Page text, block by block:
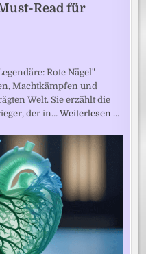
Read für
Rote Nägel"
Machtkämpfen und
Welt. Sie erzählt die
der in…Weiterlesen …